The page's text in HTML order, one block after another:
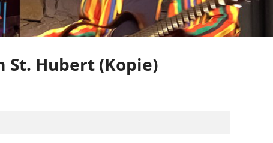
St. Hubert (Kopie)